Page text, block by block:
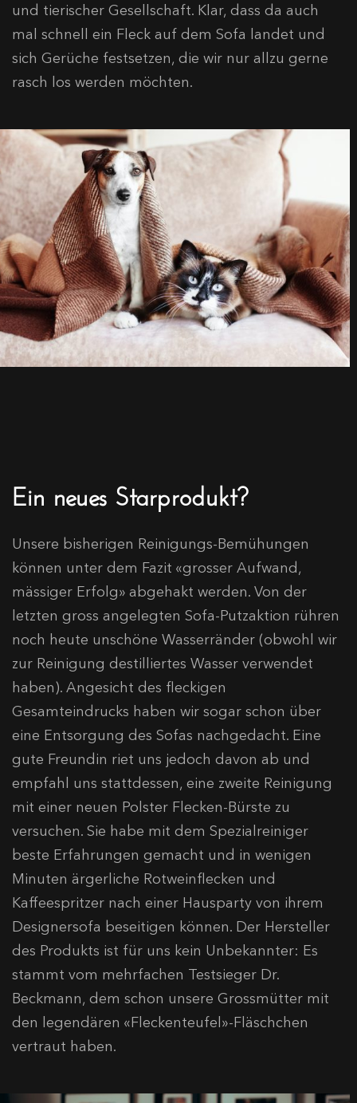
und tierischer Gesellschaft. Klar, dass da auch
mal schnell ein Fleck auf dem Sofa landet und
sich Gerüche festsetzen, die wir nur allzu gerne
rasch los werden möchten.
Ein neues Starprodukt?
Unsere bisherigen Reinigungs-Bemühungen
können unter dem Fazit «grosser Aufwand,
mässiger Erfolg» abgehakt werden. Von der
letzten gross angelegten Sofa-Putzaktion rühren
noch heute unschöne Wasserränder (obwohl wir
zur Reinigung destilliertes Wasser verwendet
haben). Angesicht des fleckigen
Gesamteindrucks haben wir sogar schon über
eine Entsorgung des Sofas nachgedacht. Eine
gute Freundin riet uns jedoch davon ab und
empfahl uns stattdessen, eine zweite Reinigung
mit einer neuen Polster Flecken-Bürste zu
versuchen. Sie habe mit dem Spezialreiniger
beste Erfahrungen gemacht und in wenigen
Minuten ärgerliche Rotweinflecken und
Kaffeespritzer nach einer Hausparty von ihrem
Designersofa beseitigen können. Der Hersteller
des Produkts ist für uns kein Unbekannter: Es
stammt vom mehrfachen Testsieger Dr.
Beckmann, dem schon unsere Grossmütter mit
den legendären «Fleckenteufel»-Fläschchen
vertraut haben.